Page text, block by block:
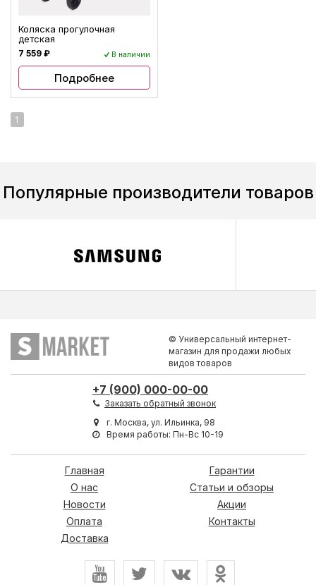
Коляска прогулочная
детская
7 559 ₽ В наличии
Подробнее
1
Популярные производители товаров
© Универсальный интернет-
магазин для продажи любых
видов товаров
+7 (900) 000-00-00
Заказать обратный звонок
г. Москва, ул. Ильинка, 98
Время работы: Пн-Вс 10-19
Главная
О нас
Новости
Оплата
Доставка
Гарантии
Статьи и обзоры
Акции
Контакты